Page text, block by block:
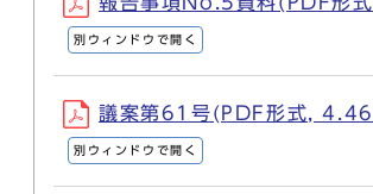
別ウィンドウで開く
議案第61号(PDF形式,
別ウィンドウで開く